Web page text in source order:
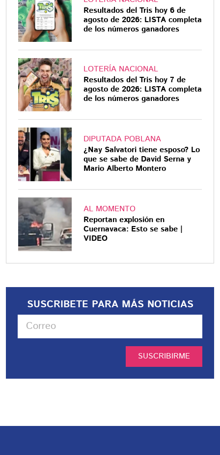
Resultados del Tris hoy 6 de
agosto de 2026: LISTA completa
de los números ganadores
LOTERÍA NACIONAL
Resultados del Tris hoy 7 de
agosto de 2026: LISTA completa
de los números ganadores
DIPUTADA POBLANA
¿Nay Salvatori tiene esposo? Lo
que se sabe de David Serna y
Mario Alberto Montero
AL MOMENTO
Reportan explosión en
Cuernavaca: Esto se sabe |
VIDEO
SUSCRIBETE PARA MÁS NOTICIAS
SUSCRIBIRME